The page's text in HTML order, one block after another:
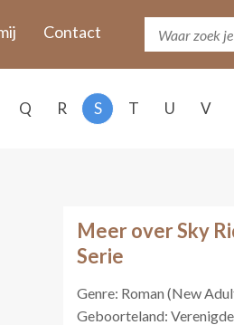
Contact
Q R S T U V
Meer over Sky
Serie
Genre: Roman (New
Geboorteland: